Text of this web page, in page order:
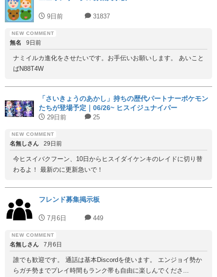
9日前 31837
無名 9日前
ナミイルカ進化をさせたいです。お手伝いお願いします。 あいこと
ばN88T4W
「さいきょうのあかし」持ちの歴代パートナーポケモン
たちが登場予定｜06/26~ ヒスイジュナイパー
29日前 25
名無しさん 29日前
今ヒスイバクフーン、10日からヒスイダイケンキのレイドに切り替
わるよ！ 最新のに更新急いで！
フレンド募集掲示板
7月6日 449
名無しさん 7月6日
誰でも歓迎です。 通話は基本Discordを使います。 エンジョイ勢か
らガチ勢までプレイ時間もランク帯も自由に楽しんでくださ...